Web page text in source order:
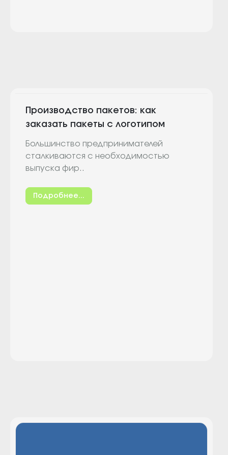
Производство пакетов: как
заказать пакеты с логотипом
Большинство предпринимателей
сталкиваются с необходимостью
выпуска фир..
Подробнее...